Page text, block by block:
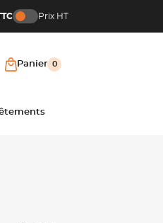
Prix HT
Panier 0